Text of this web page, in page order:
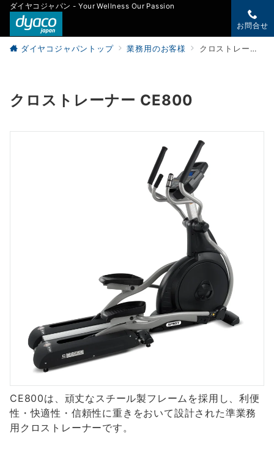
ダイヤコジャパン - Your Wellness Our Passion
お問合せ
ダイヤコジャパントップ 業務用のお客様 クロストレーナー CE800
クロストレーナー CE800
CE800は、頑丈なスチール製フレームを採用し、利便
性・快適性・信頼性に重きをおいて設計された準業務
用クロストレーナーです。